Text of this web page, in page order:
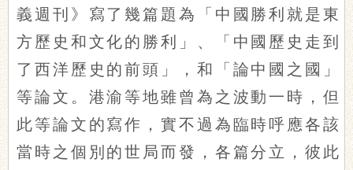
義週刊》寫了幾篇題為「中國勝利就是東
方歷史和文化的勝利」、「中國歷史走到
了西洋歷史的前頭」，和「論中國之國」
等論文。港渝等地雖曾為之波動一時，但
此等論文的寫作，實不過為臨時呼應各該
當時之個別的世局而發，各篇分立，彼此